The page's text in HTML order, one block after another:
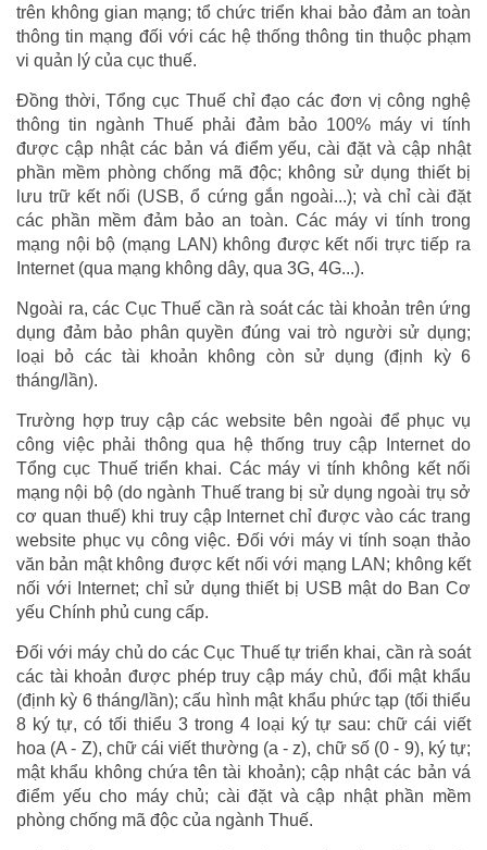
trên không gian mạng; tổ chức triển khai bảo đảm an toàn
thông tin mạng đối với các hệ thống thông tin thuộc phạm
vi quản lý của cục thuế.
Đồng thời, Tổng cục Thuế chỉ đạo các đơn vị công nghệ
thông tin ngành Thuế phải đảm bảo 100% máy vi tính
được cập nhật các bản vá điểm yếu, cài đặt và cập nhật
phần mềm phòng chống mã độc; không sử dụng thiết bị
lưu trữ kết nối (USB, ổ cứng gắn ngoài...); và chỉ cài đặt
các phần mềm đảm bảo an toàn. Các máy vi tính trong
mạng nội bộ (mạng LAN) không được kết nối trực tiếp ra
Internet (qua mạng không dây, qua 3G, 4G...).
Ngoài ra, các Cục Thuế cần rà soát các tài khoản trên ứng
dụng đảm bảo phân quyền đúng vai trò người sử dụng;
loại bỏ các tài khoản không còn sử dụng (định kỳ 6
tháng/lần).
Trường hợp truy cập các website bên ngoài để phục vụ
công việc phải thông qua hệ thống truy cập Internet do
Tổng cục Thuế triển khai. Các máy vi tính không kết nối
mạng nội bộ (do ngành Thuế trang bị sử dụng ngoài trụ sở
cơ quan thuế) khi truy cập Internet chỉ được vào các trang
website phục vụ công việc. Đối với máy vi tính soạn thảo
văn bản mật không được kết nối với mạng LAN; không kết
nối với Internet; chỉ sử dụng thiết bị USB mật do Ban Cơ
yếu Chính phủ cung cấp.
Đối với máy chủ do các Cục Thuế tự triển khai, cần rà soát
các tài khoản được phép truy cập máy chủ, đổi mật khẩu
(định kỳ 6 tháng/lần); cấu hình mật khẩu phức tạp (tối thiểu
8 ký tự, có tối thiểu 3 trong 4 loại ký tự sau: chữ cái viết
hoa (A - Z), chữ cái viết thường (a - z), chữ số (0 - 9), ký tự;
mật khẩu không chứa tên tài khoản); cập nhật các bản vá
điểm yếu cho máy chủ; cài đặt và cập nhật phần mềm
phòng chống mã độc của ngành Thuế.